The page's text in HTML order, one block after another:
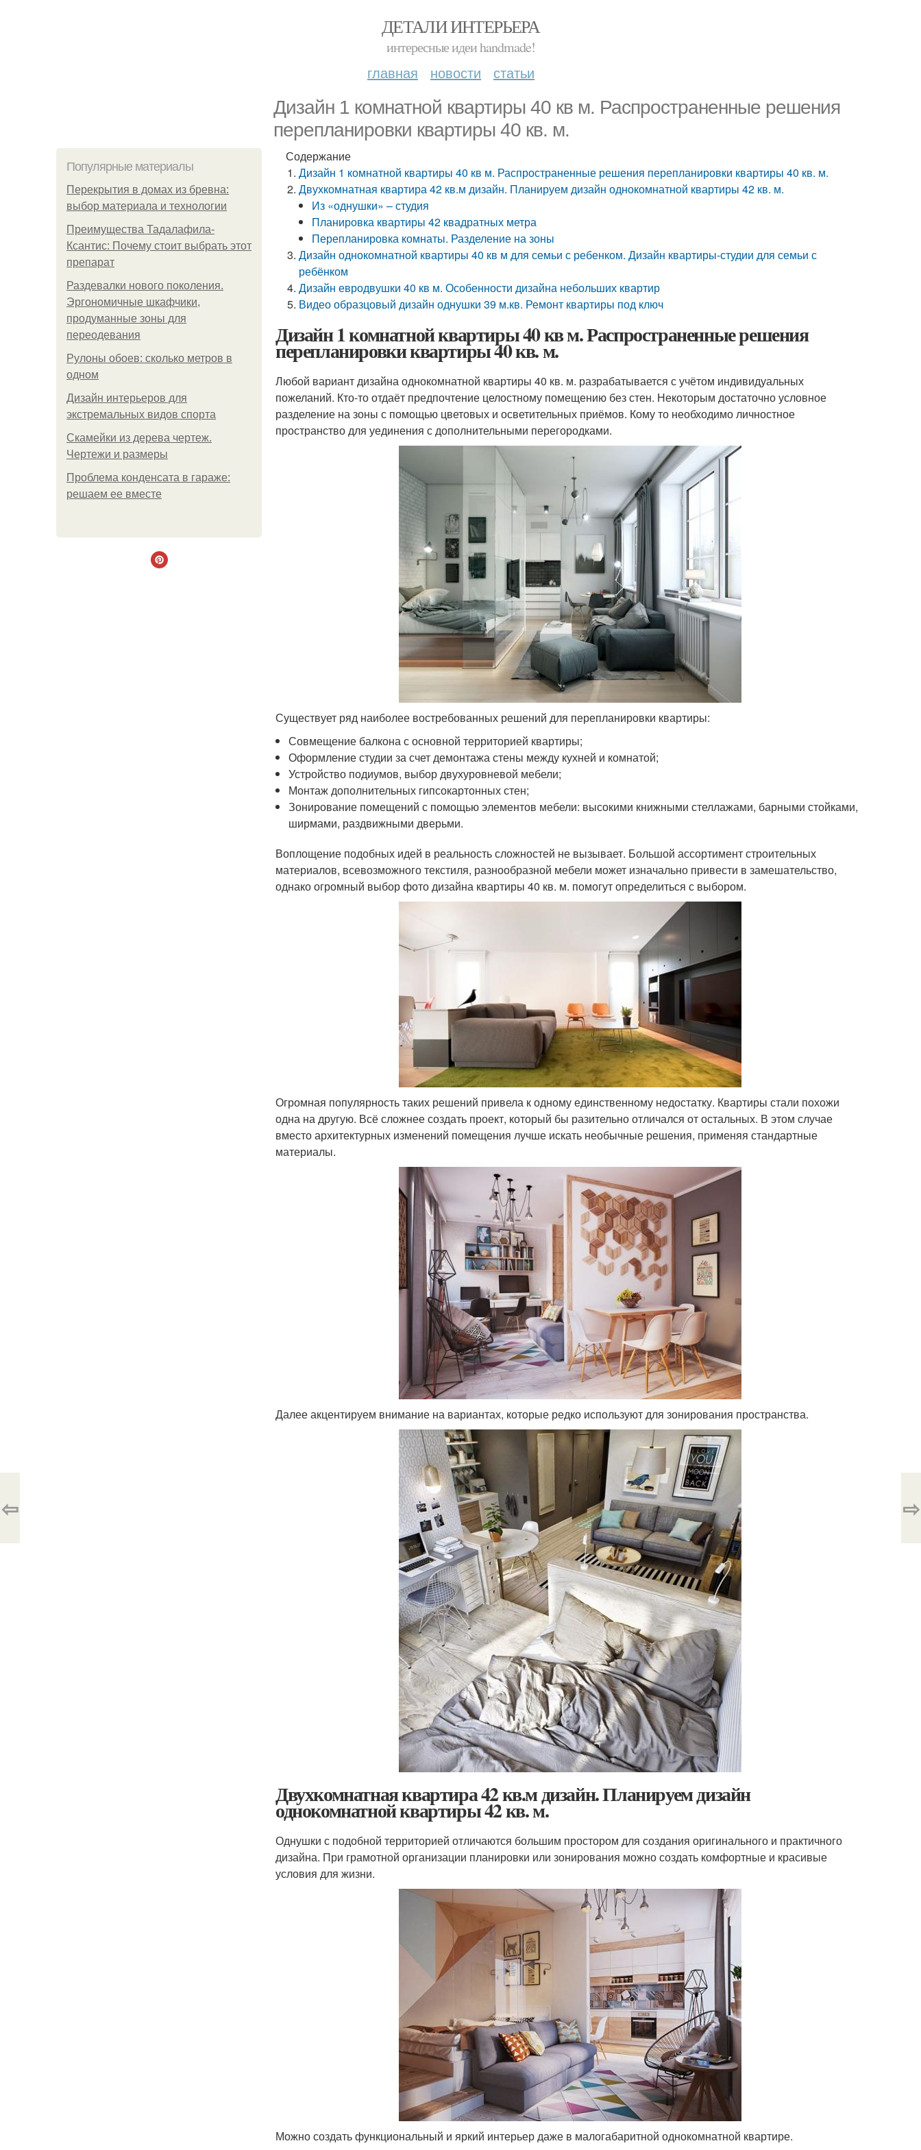
ДЕТАЛИ ИНТЕРЬЕРА
интересные идеи handmade!
главная новости статьи
Дизайн 1 комнатной квартиры 40 кв м. Распространенные решения
перепланировки квартиры 40 кв. м.
Популярные материалы
Перекрытия в домах из бревна:
выбор материала и технологии
Преимущества Тадалафила-
Ксантис: Почему стоит выбрать этот
препарат
Раздевалки нового поколения.
Эргономичные шкафчики,
продуманные зоны для
переодевания
Рулоны обоев: сколько метров в
одном
Дизайн интерьеров для
экстремальных видов спорта
Скамейки из дерева чертеж.
Чертежи и размеры
Проблема конденсата в гараже:
решаем ее вместе
Содержание
Дизайн 1 комнатной квартиры 40 кв м. Распространенные решения перепланировки квартиры 40 кв. м.
Двухкомнатная квартира 42 кв.м дизайн. Планируем дизайн однокомнатной квартиры 42 кв. м.
Из «однушки» – студия
Планировка квартиры 42 квадратных метра
Перепланировка комнаты. Разделение на зоны
Дизайн однокомнатной квартиры 40 кв м для семьи с ребенком. Дизайн квартиры-студии для семьи с
ребёнком
Дизайн евродвушки 40 кв м. Особенности дизайна небольших квартир
Видео образцовый дизайн однушки 39 м.кв. Ремонт квартиры под ключ
Дизайн 1 комнатной квартиры 40 кв м. Распространенные решения
перепланировки квартиры 40 кв. м.
Любой вариант дизайна однокомнатной квартиры 40 кв. м. разрабатывается с учётом индивидуальных
пожеланий. Кто-то отдаёт предпочтение целостному помещению без стен. Некоторым достаточно условное
разделение на зоны с помощью цветовых и осветительных приёмов. Кому то необходимо личностное
пространство для уединения с дополнительными перегородками.
Существует ряд наиболее востребованных решений для перепланировки квартиры:
Совмещение балкона с основной территорией квартиры;
Оформление студии за счет демонтажа стены между кухней и комнатой;
Устройство подиумов, выбор двухуровневой мебели;
Монтаж дополнительных гипсокартонных стен;
Зонирование помещений с помощью элементов мебели: высокими книжными стеллажами, барными стойками,
ширмами, раздвижными дверьми.
Воплощение подобных идей в реальность сложностей не вызывает. Большой ассортимент строительных
материалов, всевозможного текстиля, разнообразной мебели может изначально привести в замешательство,
однако огромный выбор фото дизайна квартиры 40 кв. м. помогут определиться с выбором.
Огромная популярность таких решений привела к одному единственному недостатку. Квартиры стали похожи
одна на другую. Всё сложнее создать проект, который бы разительно отличался от остальных. В этом случае
вместо архитектурных изменений помещения лучше искать необычные решения, применяя стандартные
материалы.
Далее акцентируем внимание на вариантах, которые редко используют для зонирования пространства.
Двухкомнатная квартира 42 кв.м дизайн. Планируем дизайн
однокомнатной квартиры 42 кв. м.
Однушки с подобной территорией отличаются большим простором для создания оригинального и практичного
дизайна. При грамотной организации планировки или зонирования можно создать комфортные и красивые
условия для жизни.
Можно создать функциональный и яркий интерьер даже в малогабаритной однокомнатной квартире.
⇦ ⇨